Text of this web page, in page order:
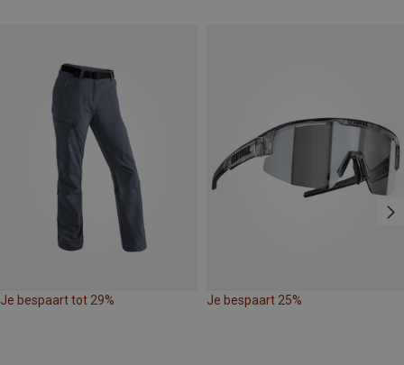
Je bespaart tot 29% Je bespaart 25%